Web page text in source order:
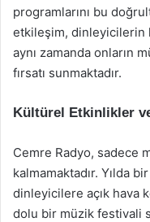
programlarını bu
etkileşim, dinleyicilerin
aynı zamanda onların
fırsatı sunmaktadır.
Kültürel Etkinlikler
Cemre Radyo, sadece
kalmamaktadır. Yılda
dinleyicilere açık hava
dolu bir müzik festivali